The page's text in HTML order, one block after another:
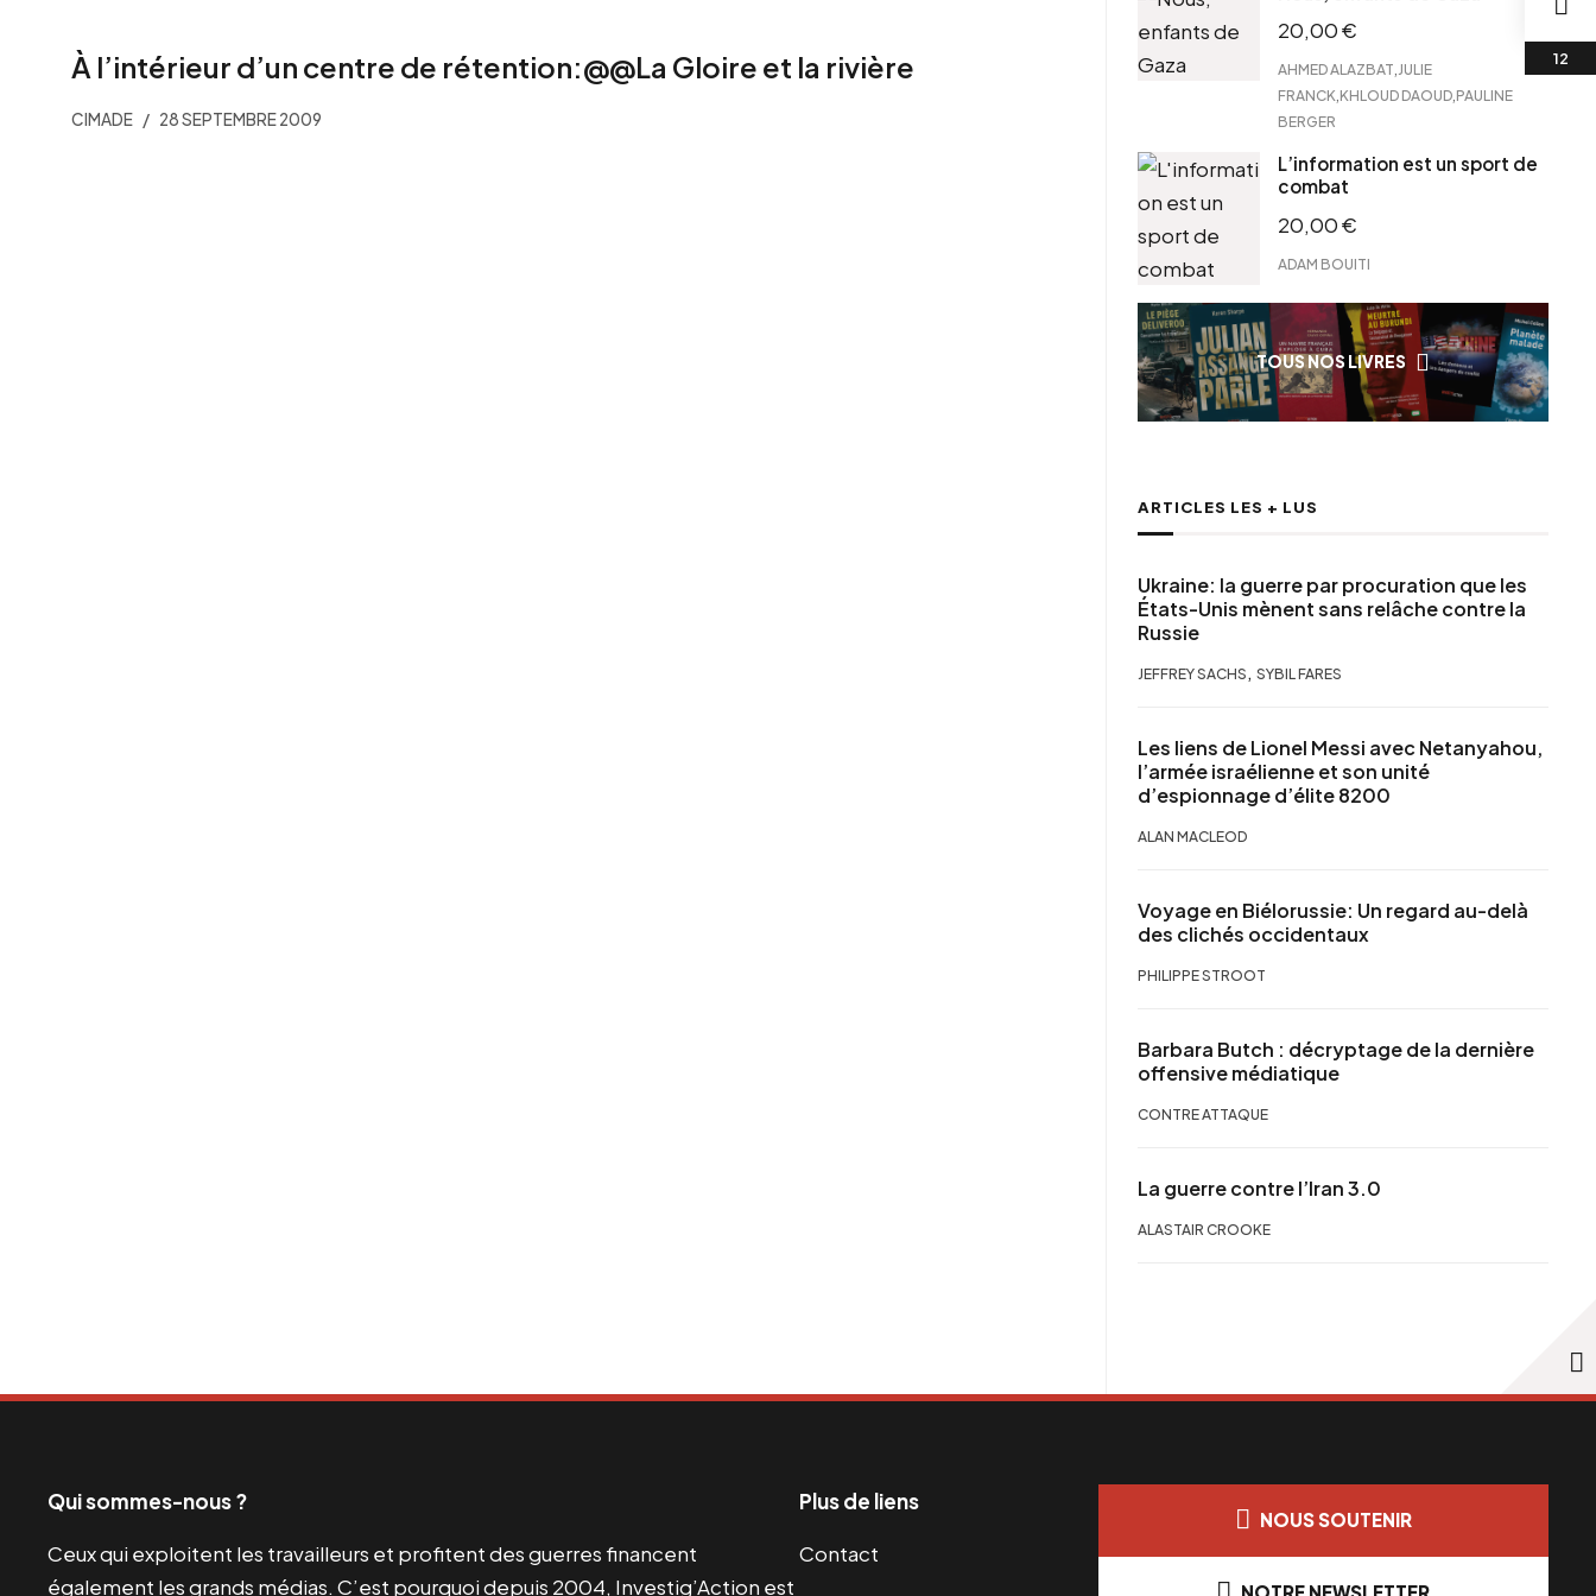
À l’intérieur d’un centre de rétention:@@La Gloire et la rivière
CIMADE 28 SEPTEMBRE 2009
20,00€
AHMED ALAZBAT JULIE
FRANCK KHLOUD DAOUD PAULINE
BERGER
L’information est un sport de
combat
20,00€
ADAM BOUITI
TOUS NOS LIVRES
ARTICLES LES + LUS
Ukraine: la guerre par procuration que les
États-Unis mènent sans relâche contre la
Russie
JEFFREY SACHS , SYBIL FARES
Les liens de Lionel Messi avec Netanyahou,
l’armée israélienne et son unité
d’espionnage d’élite 8200
ALAN MACLEOD
Voyage en Biélorussie: Un regard au-delà
des clichés occidentaux
PHILIPPE STROOT
Barbara Butch : décryptage de la dernière
offensive médiatique
CONTRE ATTAQUE
La guerre contre l’Iran 3.0
ALASTAIR CROOKE
Qui sommes-nous ?
Ceux qui exploitent les travailleurs et profitent des guerres financent
également les grands médias. C’est pourquoi depuis 2004, Investig’Action est
Plus de liens
Contact
NOUS SOUTENIR